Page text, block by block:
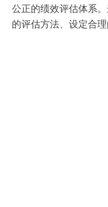
公正的绩效评估体系
的评估方法、设定合